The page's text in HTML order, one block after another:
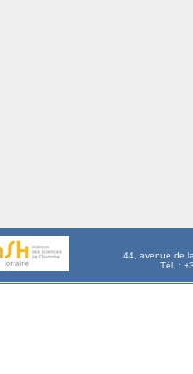
44, avenue de
Tél. :